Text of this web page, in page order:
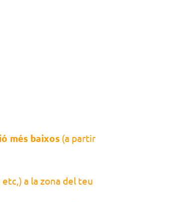
més baixos (a partir
a la zona del teu